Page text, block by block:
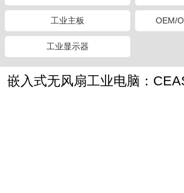
工业主板 OEM/
工业显示器
嵌入式无风扇工业电脑：